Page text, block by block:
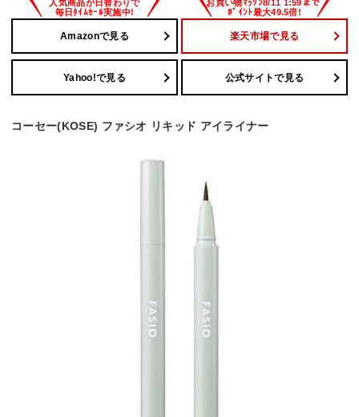
Amazonで見る 楽天市場で見る
Yahoo!で見る 公式サイトで見る
コーセー(KOSE) ファシオ リキッド アイライナー